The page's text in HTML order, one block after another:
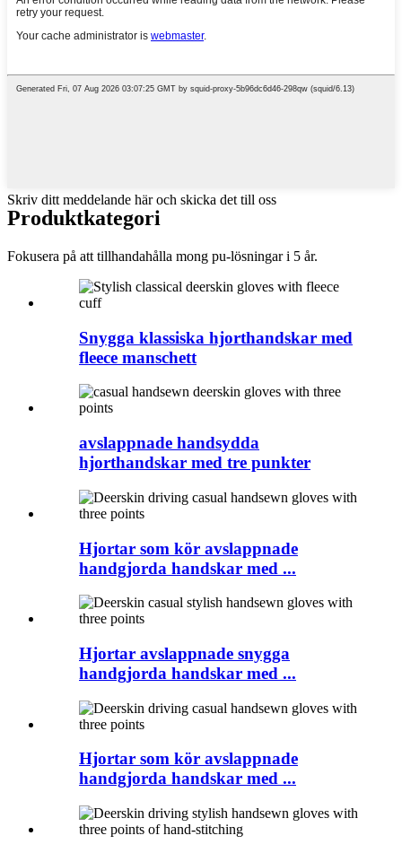
Skriv ditt meddelande här och skicka det till oss
Produktkategori
Fokusera på att tillhandahålla mong pu-lösningar i 5 år.
Snygga klassiska hjorthandskar med
fleece manschett
avslappnade handsydda
hjorthandskar med tre punkter
Hjortar som kör avslappnade
handgjorda handskar med ...
Hjortar avslappnade snygga
handgjorda handskar med ...
Hjortar som kör avslappnade
handgjorda handskar med ...